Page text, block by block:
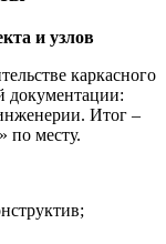
и узлов
каркасного
документации:
Итог –
по месту.